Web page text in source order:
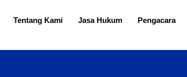
Tentang Kami Jasa Hukum Pengacara